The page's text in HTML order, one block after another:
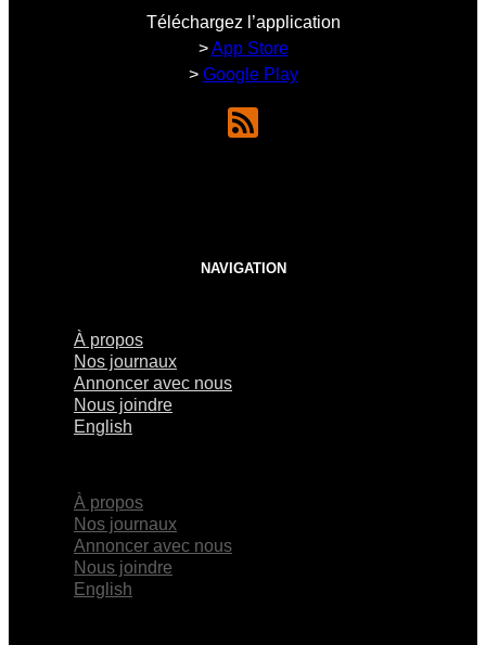
Téléchargez l’application
>App Store
> Google Play
NAVIGATION
À propos
Nos journaux
Annoncer avec nous
Nous joindre
English
À propos
Nos journaux
Annoncer avec nous
Nous joindre
English